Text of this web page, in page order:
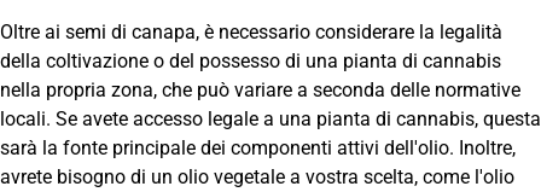
Oltre ai semi di canapa, è necessario considerare la legalità
della coltivazione o del possesso di una pianta di cannabis
nella propria zona, che può variare a seconda delle normative
locali. Se avete accesso legale a una pianta di cannabis, questa
sarà la fonte principale dei componenti attivi dell'olio. Inoltre,
avrete bisogno di un olio vegetale a vostra scelta, come l'olio